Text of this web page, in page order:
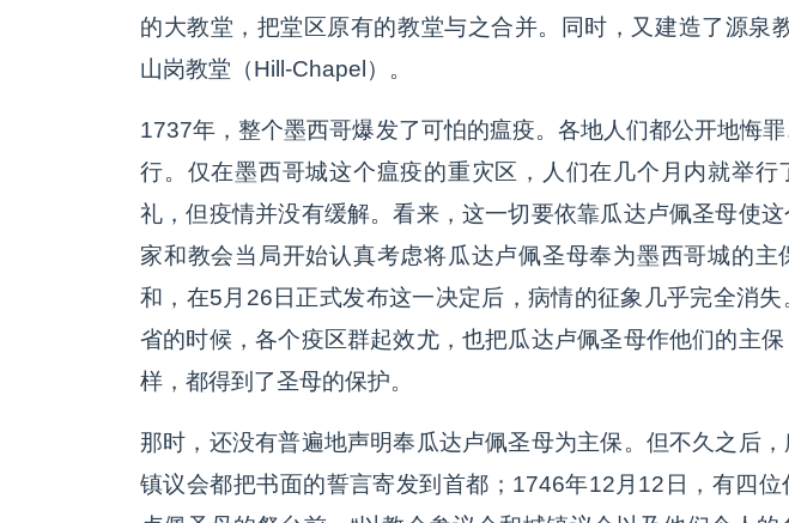
的大教堂，把堂区原有的教堂与之合并。同时，又建造了源泉
山岗教堂（Hill-Chapel）。
1737年，整个墨西哥爆发了可怕的瘟疫。各地人们都公开地悔
行。仅在墨西哥城这个瘟疫的重灾区，人们在几个月内就举行
礼，但疫情并没有缓解。看来，这一切要依靠瓜达卢佩圣母使
家和教会当局开始认真考虑将瓜达卢佩圣母奉为墨西哥城的主
和，在5月26日正式发布这一决定后，病情的征象几乎完全消
省的时候，各个疫区群起效尤，也把瓜达卢佩圣母作他们的主
样，都得到了圣母的保护。
那时，还没有普遍地声明奉瓜达卢佩圣母为主保。但不久之后
镇议会都把书面的誓言寄发到首都；1746年12月12日，有四